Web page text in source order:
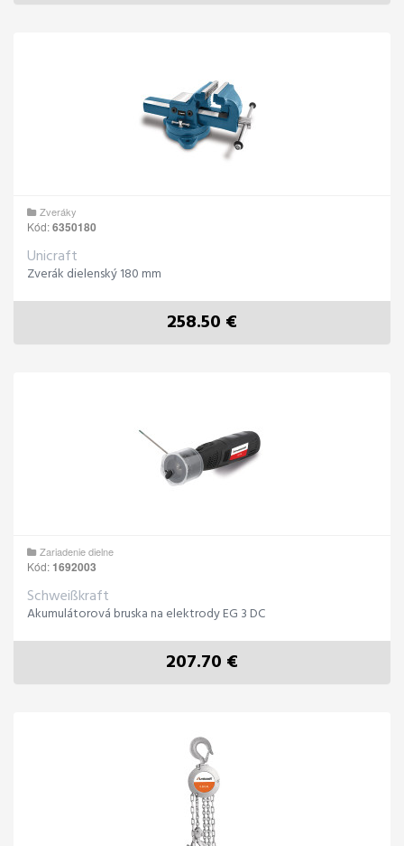
Zveráky
Kód:6350180
Unicraft
Zverák dielenský 180 mm
258.50 €
Zariadenie dielne
Kód: 1692003
Schweißkraft
Akumulátorová bruska na elektrody EG 3 DC
207.70 €